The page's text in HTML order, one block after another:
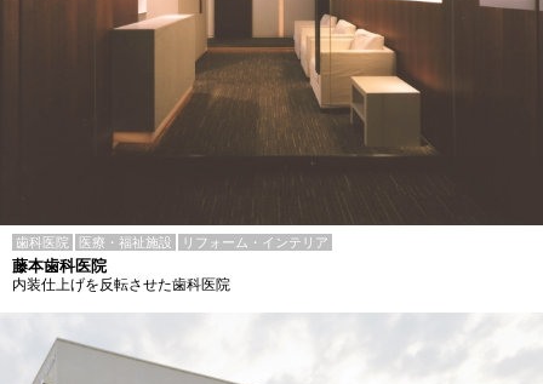
歯科医院 医療・福祉施設 リフォーム・インテリア
藤本歯科医院
内装仕上げを反転させた歯科医院